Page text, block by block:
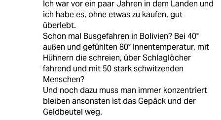
Ich war vor ein paar Jahren in dem Landen und
ich habe es, ohne etwas zu kaufen, gut
überlebt.
Schon mal Busgefahren in Bolivien? Bei 40°
außen und gefühlten 80° Innentemperatur, mit
Hühnern die schreien, über Schlaglöcher
fahrend und mit 50 stark schwitzenden
Menschen?
Und noch dazu muss man immer konzentriert
bleiben ansonsten ist das Gepäck und der
Geldbeutel weg.